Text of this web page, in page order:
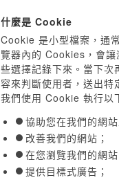
什麼是 Cookie
Cookie 是小型檔案，通
覽器內的 Cookies，會
些選擇記錄下來。當下
容來判斷使用者，送出特
我們使用 Cookie 執行以
協助您在我們的網
改善我們的網站；
在您瀏覽我們的網
提供目標式廣告；